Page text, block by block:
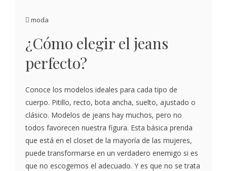
moda
¿Cómo elegir el jeans
perfecto?
Conoce los modelos ideales para cada tipo de
cuerpo. Pitillo, recto, bota ancha, suelto, ajustado o
clásico. Modelos de jeans hay muchos, pero no
todos favorecen nuestra figura. Esta básica prenda
que está en el closet de la mayoría de las mujeres,
puede transformarse en un verdadero enemigo si es
que no escogemos el adecuado. Y es que no se trata